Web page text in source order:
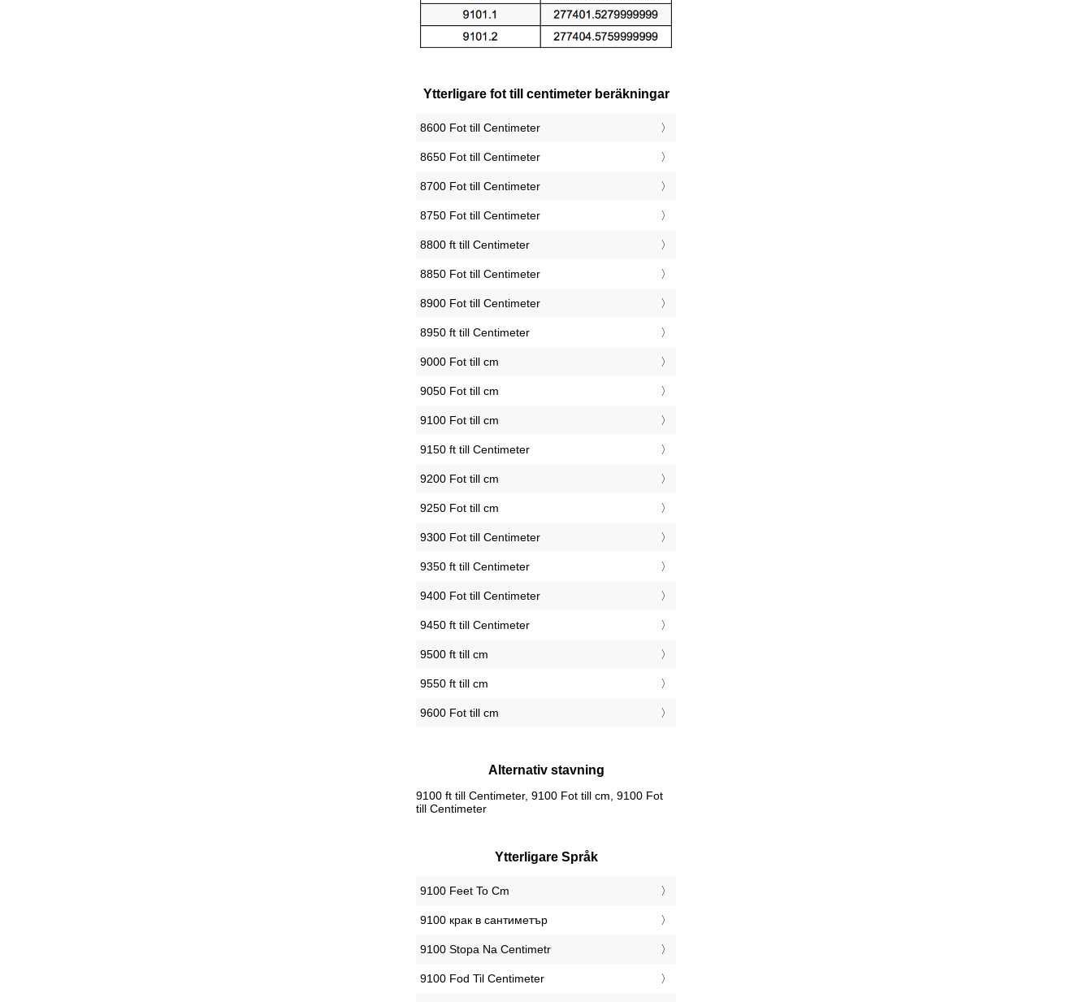
Ytterligare fot till centimeter beräkningar
8600 Fot till Centimeter
8650 Fot till Centimeter
8700 Fot till Centimeter
8750 Fot till Centimeter
8800 ft till Centimeter
8850 Fot till Centimeter
8900 Fot till Centimeter
8950 ft till Centimeter
9000 Fot till cm
9050 Fot till cm
9100 Fot till cm
9150 ft till Centimeter
9200 Fot till cm
9250 Fot till cm
9300 Fot till Centimeter
9350 ft till Centimeter
9400 Fot till Centimeter
9450 ft till Centimeter
9500 ft till cm
9550 ft till cm
9600 Fot till cm
Alternativ stavning
9100 ft till Centimeter, 9100 Fot till cm, 9100 Fot
till Centimeter
Ytterligare Språk
‎9100 Feet To Cm
‎9100 крак в сантиметър
‎9100 Stopa Na Centimetr
‎9100 Fod Til Centimeter